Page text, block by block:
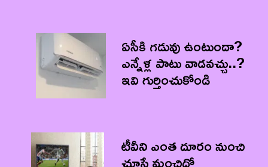
ఏసీకి గడువు ఉంటుందా?
ఎన్నేళ్ల పాటు వాడవచ్చు..?
ఇవి గుర్తించుకోండి
టీవీని ఎంత దూరం నుంచి